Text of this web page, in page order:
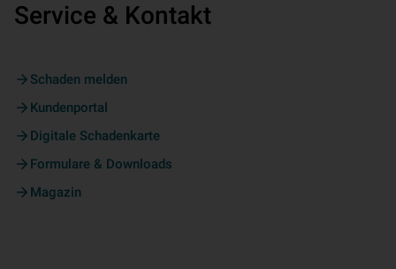
Service & Kontakt
Schaden melden
Kundenportal
Digitale Schadenkarte
Formulare & Downloads
Magazin